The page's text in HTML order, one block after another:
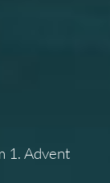
1. Advent